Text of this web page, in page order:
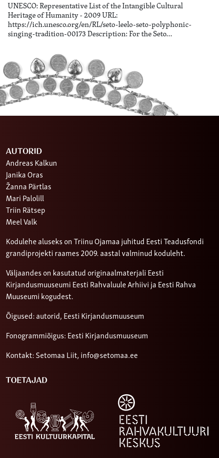
UNESCO: Representative List of the Intangible Cultural
Heritage of Humanity - 2009 URL:
https://ich.unesco.org/en/RL/seto-leelo-seto-polyphonic-
singing-tradition-00173 Description: For the Seto…
AUTORID
Andreas Kalkun
Janika Oras
Žanna Pärtlas
Mari Palolill
Triin Rätsep
Meel Valk
Kodulehe aluseks on Triinu Ojamaa juhitud Eesti Teadusfondi
grandiprojekti raames 2009. aastal valminud koduleht.
Väljaandes on kasutatud originaalmaterjali Eesti
Kirjandusmuuseumi Eesti Rahvaluule Arhiivi ja Eesti Rahva
Muuseumi kogudest.
Õigused: autorid, Eesti Kirjandusmuuseum
Fonogrammiõigus: Eesti Kirjandusmuuseum
Kontakt: Setomaa Liit, info@setomaa.ee
TOETAJAD